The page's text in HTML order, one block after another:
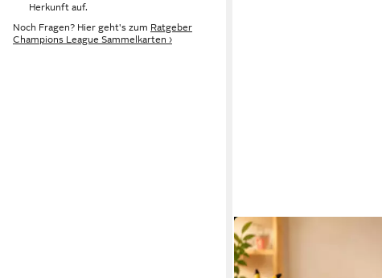
Herkunft auf.
Noch Fragen? Hier geht's zum Ratgeber
Champions League Sammelkarten ›
THE POKÉMON COMPANY
Sammelkarte Pokémon
Deutsch – Reverse Holo,